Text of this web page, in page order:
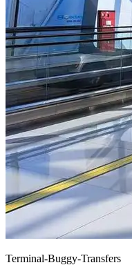
Terminal-Buggy-Transfers